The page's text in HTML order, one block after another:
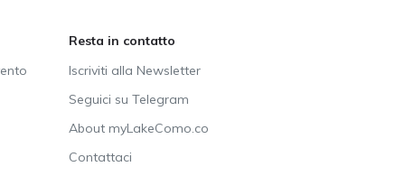
Resta in contatto
Iscriviti alla Newsletter
Seguici su Telegram
About myLakeComo.co
Contattaci